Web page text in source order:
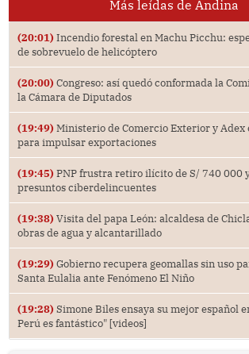
Más leídas de Andina
(20:01) Incendio forestal en Machu Picchu:
de sobrevuelo de helicóptero
(20:00) Congreso: así quedó conformada la
la Cámara de Diputados
(19:49) Ministerio de Comercio Exterior y Adex
para impulsar exportaciones
(19:45) PNP frustra retiro ilícito de S/ 740 000
presuntos ciberdelincuentes
(19:38) Visita del papa León: alcaldesa de
obras de agua y alcantarillado
(19:29) Gobierno recupera geomallas sin uso
Santa Eulalia ante Fenómeno El Niño
(19:28) Simone Biles ensaya su mejor español
Perú es fantástico" [videos]